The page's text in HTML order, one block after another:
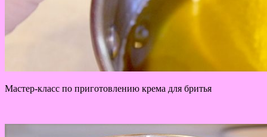
Мастер-класс по приготовлению крема для бритья